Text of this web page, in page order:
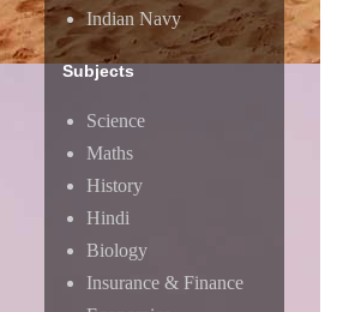
Indian Navy
Subjects
Science
Maths
History
Hindi
Biology
Insurance & Finance